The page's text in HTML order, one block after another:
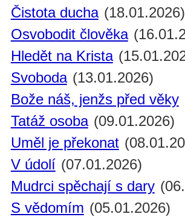
Čistota ducha (18.01.2026)
Osvobodit člověka
Hledět na Krista
Svoboda (13.01.2026)
Bože náš, jenžs před věky
Tatáž osoba (09.01.2026)
Uměl je překonat
V údolí (07.01.2026)
Mudrci spěchají s dary
S vědomím (05.01.2026)